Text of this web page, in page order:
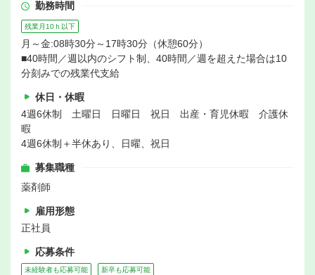
勤務時間
残業月10ｈ以下
月～金:08時30分～17時30分（休憩60分）
■40時間／週以内のシフト制、40時間／週を超えた場合は10
分刻みでの残業代支給
休日・休暇
4週6休制 土曜日 日曜日 祝日 出産・育児休暇 介護休
暇
4週6休制＋半休あり、日曜、祝日
募集職種
薬剤師
雇用形態
正社員
応募条件
未経験者も応募可能 新卒も応募可能